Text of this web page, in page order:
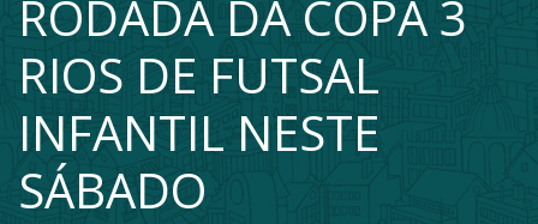
RODADA DA COPA 3
RIOS DE FUTSAL
INFANTIL NESTE
SÁBADO